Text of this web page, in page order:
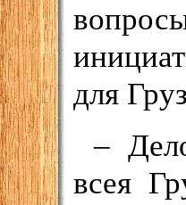
для
–
всея